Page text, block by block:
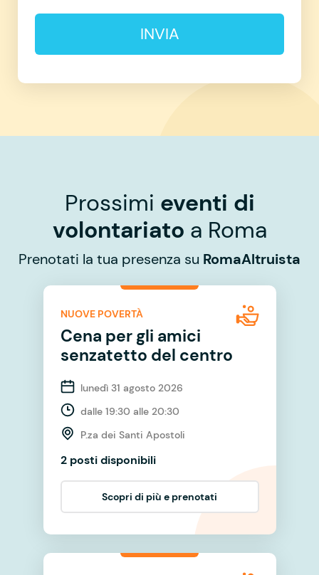
INVIA
Prossimi eventi di
volontariato a Roma
Prenotati la tua presenza su RomaAltruista
NUOVE POVERTÀ
Cena per gli amici
senzatetto del centro
lunedì 31 agosto 2026
dalle 19:30 alle 20:30
P.za dei Santi Apostoli
2 posti disponibili
Scopri di più e prenotati